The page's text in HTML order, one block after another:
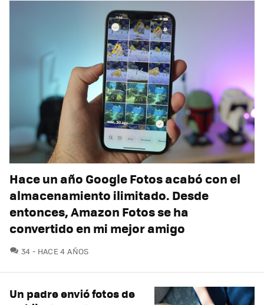
Hace un año Google Fotos acabó con el
almacenamiento ilimitado. Desde
entonces, Amazon Fotos se ha
convertido en mi mejor amigo
34 COMENTARIOS
HACE 4 AÑOS
Un padre envió fotos de